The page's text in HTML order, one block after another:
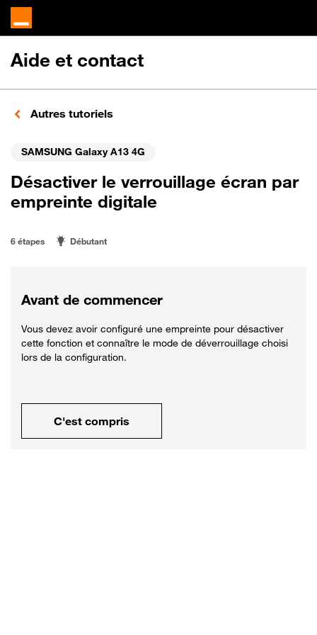
Aide et contact
Autres tutoriels
SAMSUNG Galaxy A13 4G
Désactiver le verrouillage écran par
empreinte digitale
6 étapes Débutant
Avant de commencer
Vous devez avoir configuré une empreinte pour désactiver
cette fonction et connaître le mode de déverrouillage choisi
lors de la configuration.
C'est compris